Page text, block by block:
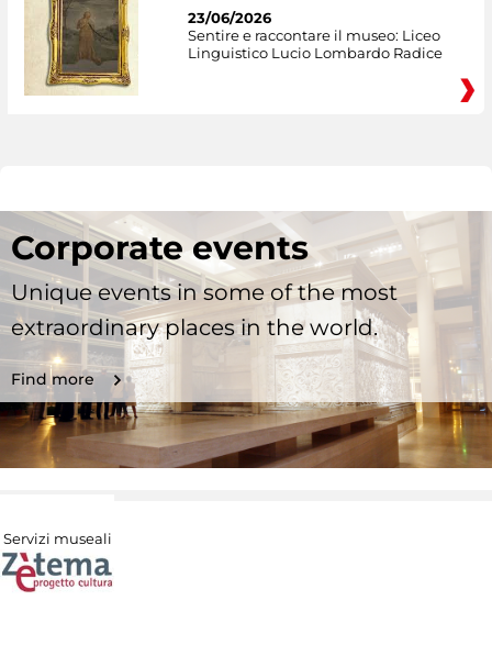
23/06/2026
Sentire e raccontare il museo: Liceo
Linguistico Lucio Lombardo Radice
Corporate events
Unique events in some of the most
extraordinary places in the world.
Find more
Servizi museali